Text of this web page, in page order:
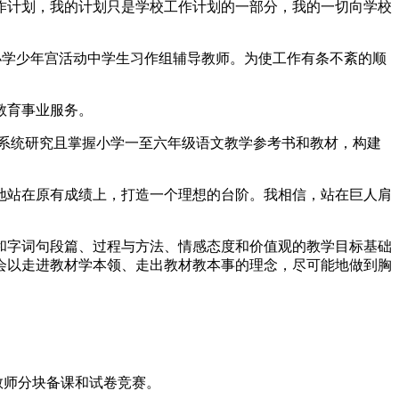
划，我的计划只是学校工作计划的一部分，我的一切向学校
少年宫活动中学生习作组辅导教师。为使工作有条不紊的顺
事业服务。
研究且掌握小学一至六年级语文教学参考书和教材，构建
在原有成绩上，打造一个理想的台阶。我相信，站在巨人肩
词句段篇、过程与方法、情感态度和价值观的教学目标基础
走进教材学本领、走出教材教本事的理念，尽可能地做到胸
分块备课和试卷竞赛。